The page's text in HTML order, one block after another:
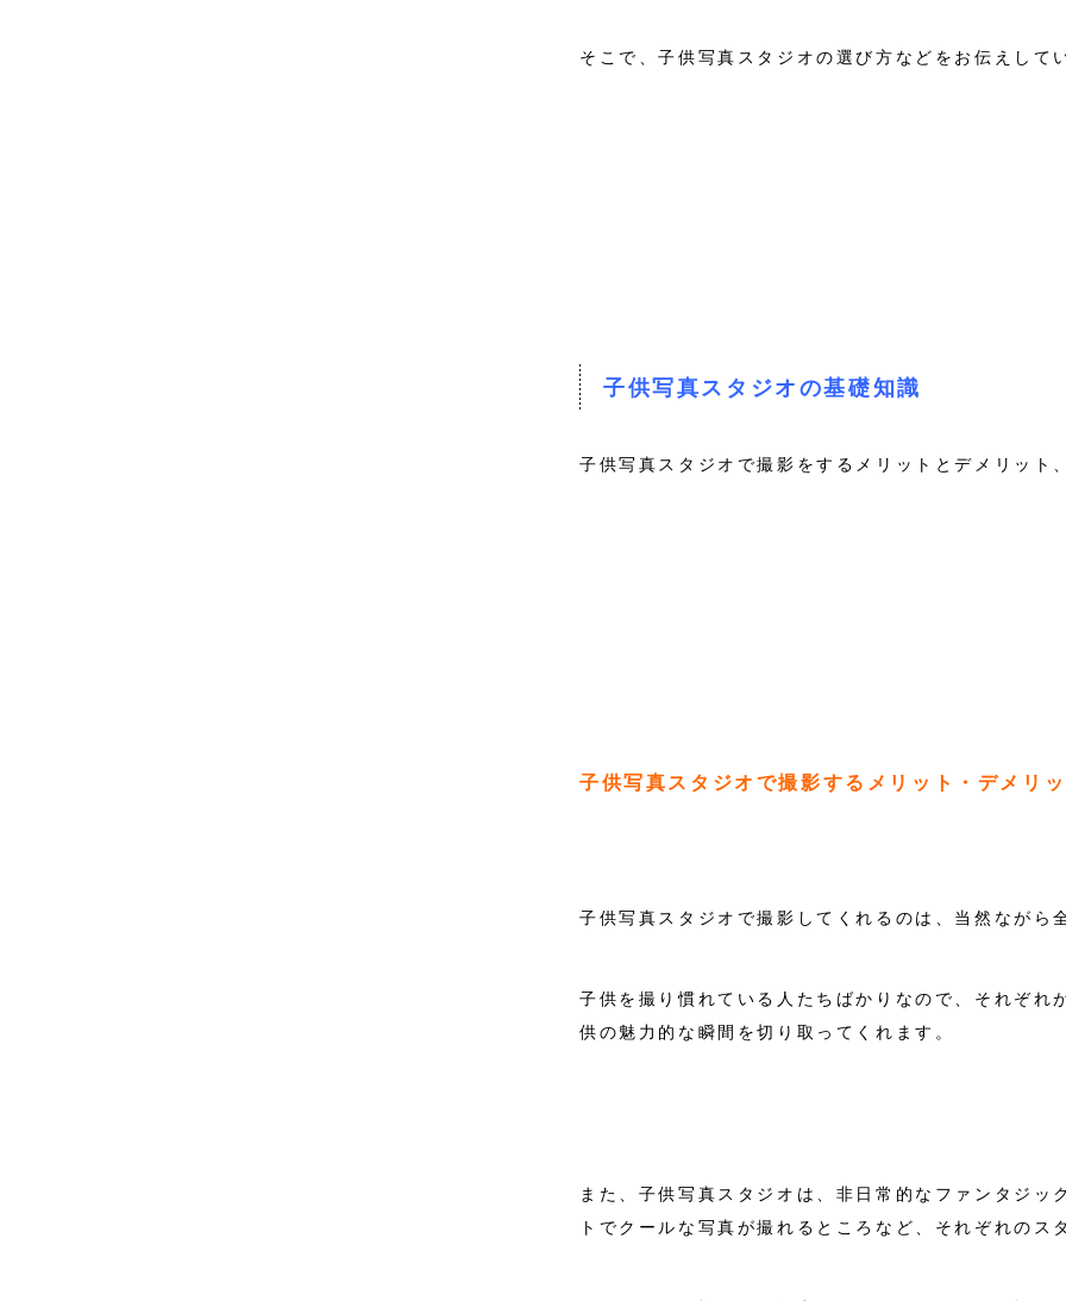
そこで、子供写真スタジオの選び方など をお伝えして
子供写真スタジオの基礎知識
子供写真スタジオで撮影をするメリットとデメリット
子供写真スタジオで撮影するメリット・デメリッ
子供写真スタジオで撮影してくれるのは、当然ながら
子供を撮り慣れている人たちばかりなので、それぞれ
供の魅力的な瞬間を切り取ってくれます。
また、子供写真スタジオは、非日常的なファンタジ
トでクールな写真が撮れるところなど、それぞれのス